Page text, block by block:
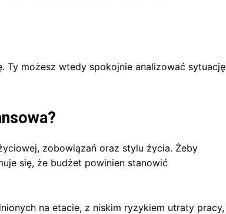
Ty możesz wtedy spokojnie analizować
zobowiązań oraz stylu życia. Żeby
się, że budżet powinien stanowić
na etacie, z niskim ryzykiem utraty pracy,